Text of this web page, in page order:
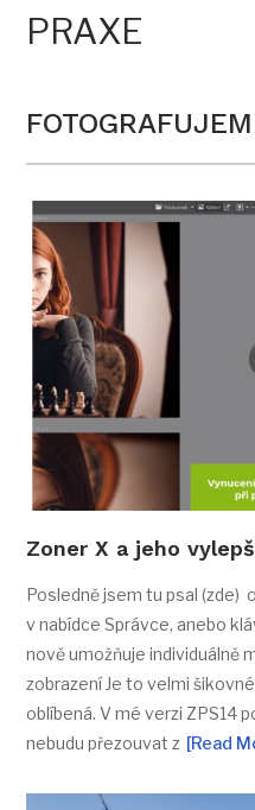
PRAXE
Zoner X a jeho
Posledně jsem tu psal (zde)
v nabídce Správce, anebo
nově umožňuje individuálně
zobrazení Je to velmi
oblíbená. V mé verzi ZPS14
nebudu přezouvat z [Read